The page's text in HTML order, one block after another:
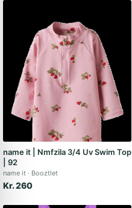
name it | Nmfzila 3/4 Uv Swim Top
| 92
name it Booztlet
Kr. 260